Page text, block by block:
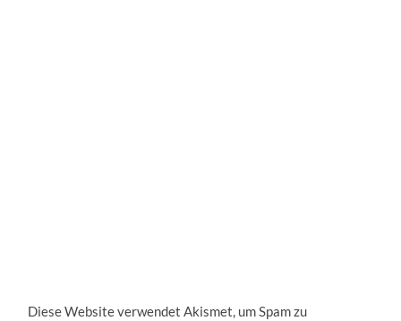
Diese Website verwendet Akismet, um Spam zu